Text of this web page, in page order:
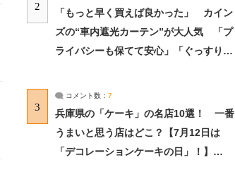
2
「もっと早く買えば良かった」 カイン
ズの“車内遮光カーテン”が大人気 「プ
ライバシーも保てて安心」「ぐっすり眠
3
コメント数： 7
兵庫県の「ケーキ」の名店10選！ 一番
うまいと思う店はどこ？【7月12日は
「デコレーションケーキの日」！】